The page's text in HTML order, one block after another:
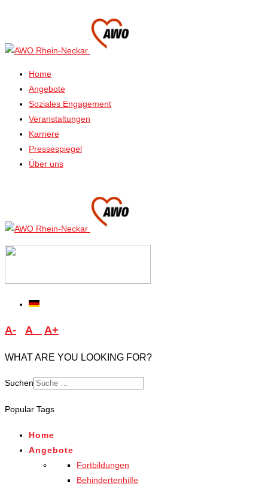
Home
Angebote
Soziales Engagement
Veranstaltungen
Karriere
Pressespiegel
Über uns
A- A A+
WHAT ARE YOU LOOKING FOR?
Suchen
for results.
Popular Tags
Home
Angebote
Fortbildungen
Behindertenhilfe